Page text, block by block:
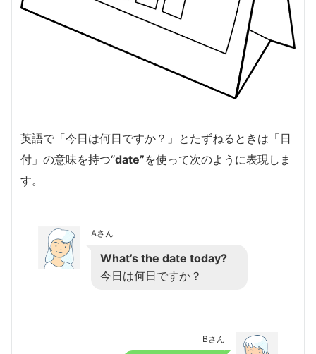
英語で「今日は何日ですか？」とたずねるときは「日
付」の意味を持つ“date”を使って次のように表現しま
す。
Aさん
What’s the date today?
今日は何日ですか？
Bさん